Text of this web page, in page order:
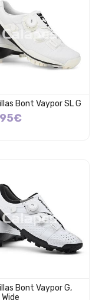
Bont Vaypor SL G
Bont Vaypor G,